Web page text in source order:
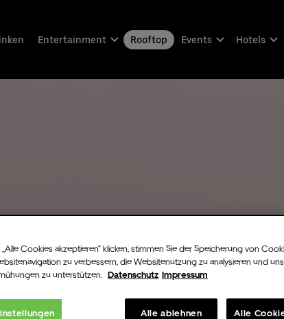
Entertainment Rooftop Events Hotels
„Alle Cookies akzeptieren“ klicken, stimmen Sie der Speicherung von
zu verbessern, die Websitenutzung zu analysieren und
zu unterstützen.
Datenschutz Impressum
Alle ablehnen Alle